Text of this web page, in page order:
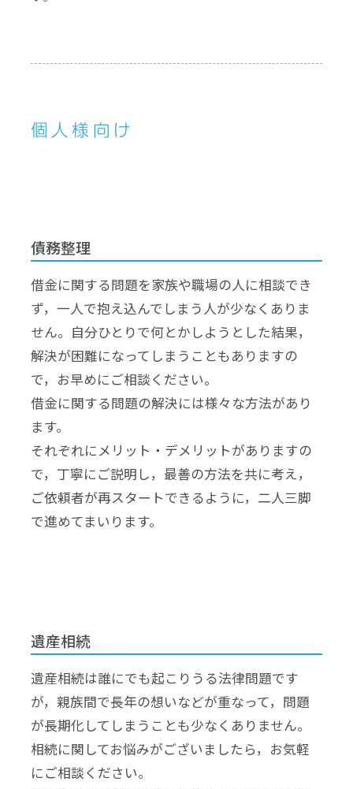
個人様向け
債務整理
借金に関する問題を家族や職場の人に相談でき
ず，一人で抱え込んでしまう人が少なくありま
せん。自分ひとりで何とかしようとした結果，
解決が困難になってしまうこともありますの
で，お早めにご相談ください。
借金に関する問題の解決には様々な方法があり
ます。
それぞれにメリット・デメリットがありますの
で，丁寧にご説明し，最善の方法を共に考え，
ご依頼者が再スタートできるように，二人三脚
で進めてまいります。
遺産相続
遺産相続は誰にでも起こりうる法律問題です
が，親族間で長年の想いなどが重なって，問題
が長期化してしまうことも少なくありません。
相続に関してお悩みがございましたら，お気軽
にご相談ください。